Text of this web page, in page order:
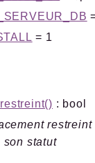
le 04 08
= 1
: bool
son statut